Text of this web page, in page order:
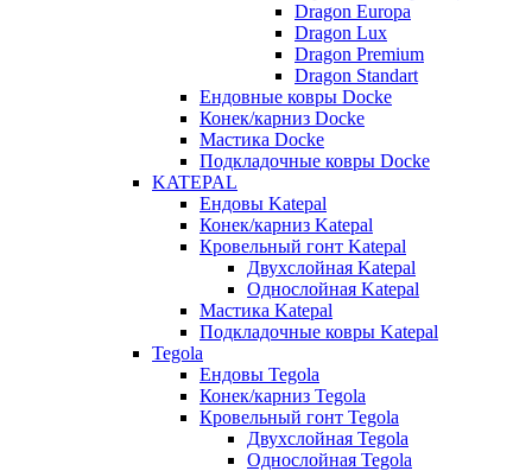
Dragon Europa
Dragon Lux
Dragon Premium
Dragon Standart
Ендовные ковры Docke
Конек/карниз Docke
Мастика Docke
Подкладочные ковры Docke
KATEPAL
Ендовы Katepal
Конек/карниз Katepal
Кровельный гонт Katepal
Двухслойная Katepal
Однослойная Katepal
Мастика Katepal
Подкладочные ковры Katepal
Tegola
Ендовы Tegola
Конек/карниз Tegola
Кровельный гонт Tegola
Двухслойная Tegola
Однослойная Tegola